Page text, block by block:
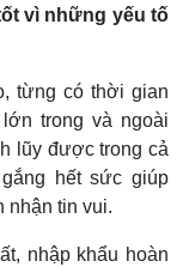
vì những yếu tố
từng có thời gian
trong và ngoài
lũy được trong cả
hết sức giúp
nhận tin vui.
nhập khẩu hoàn